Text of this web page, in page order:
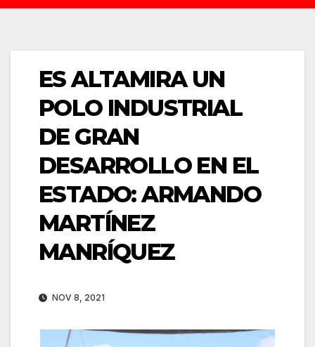
ES ALTAMIRA UN
POLO INDUSTRIAL
DE GRAN
DESARROLLO EN EL
ESTADO: ARMANDO
MARTÍNEZ
MANRÍQUEZ
NOV 8, 2021